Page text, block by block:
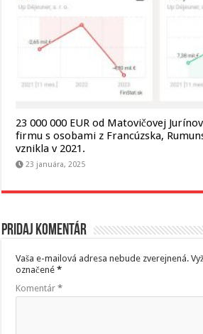
23 000 000 EUR od Matovičovej
firmu s osobami z Francúzska,
vznikla v 2021.
23 januára, 2025
Pridaj komentár
Vaša e-mailová adresa nebude zverejnená.
označené*
Komentár*